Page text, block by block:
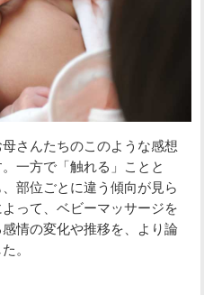
さんたちのこのような感想
一方で「触れる」ことと
部位ごとに違う傾向が見ら
って、ベビーマッサージを
情の変化や推移を、より論
。